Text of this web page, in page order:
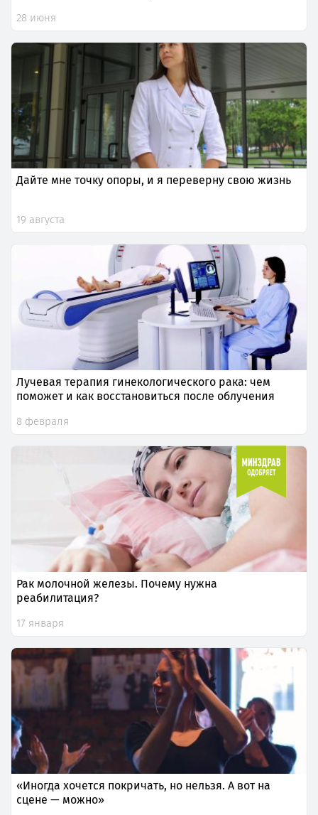
28 июня
Дайте мне точку опоры, и я переверну свою жизнь
19 августа
Лучевая терапия гинекологического рака: чем
поможет и как восстановиться после облучения
8 февраля
Рак молочной железы. Почему нужна
реабилитация?
17 января
«Иногда хочется покричать, но нельзя. А вот на
сцене — можно»